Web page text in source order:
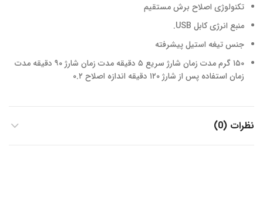
تکنولوژی اصلاح برش مستقیم
منبع انرژیکابل USB.
جنس تیغه استیل پیشرفته
۱۵۰ گرم
مدت زمان شارژ سریع ۵ دقیقه مدت زمان شارژ۹۰ دقیقه
مدت
زمان استفاده پس از شارژ۱۲۰ دقیقه اندازه اصلاح ۰.۲
نظرات (0)